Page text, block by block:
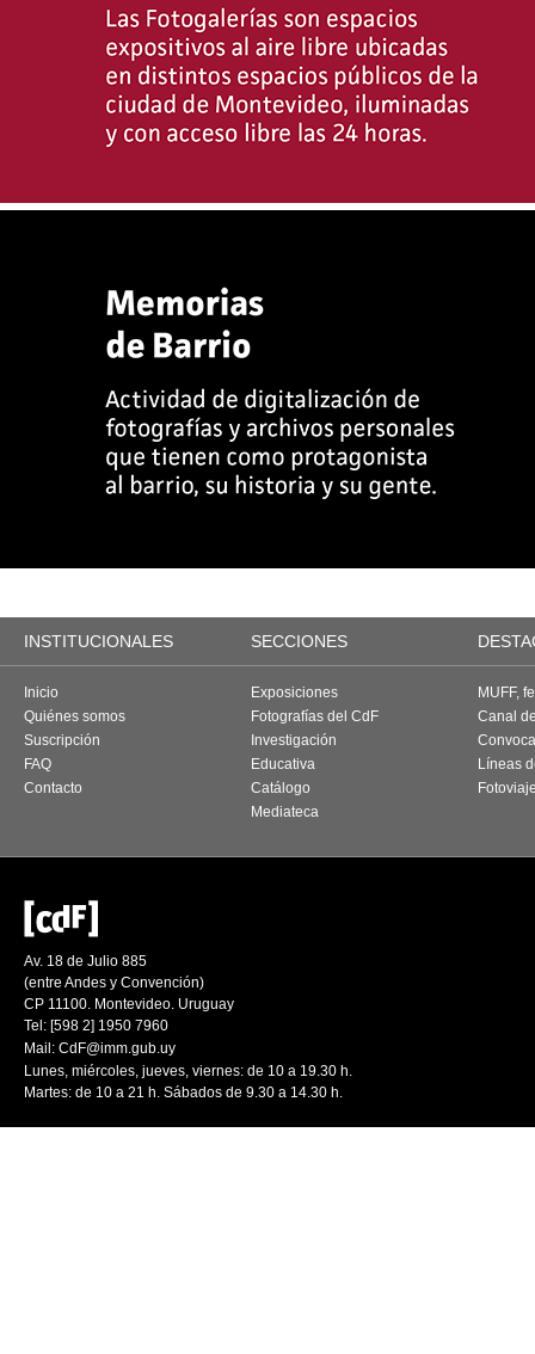
INSTITUCIONALES SECCIONES
Inicio
Quiénes somos
Suscripción
FAQ
Contacto
Exposiciones
Fotografías del CdF
Investigación
Educativa
Catálogo
Mediateca
MUFF,
Canal
Líneas
Av. 18 de Julio 885
(entre Andes y Convención)
CP 11100. Montevideo. Uruguay
Tel: [598 2] 1950 7960
Mail: CdF@imm.gub.uy
Lunes, miércoles, jueves, viernes: de 10 a 19.30 h.
Martes: de 10 a 21 h. Sábados de 9.30 a 14.30 h.